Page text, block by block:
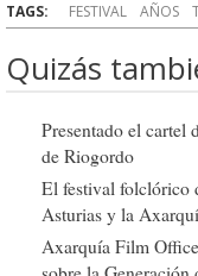
TAGS: FESTIVAL AÑOS
Quizás
Presentado el cartel
de Riogordo
El festival folclórico
Asturias y la
Axarquía Film